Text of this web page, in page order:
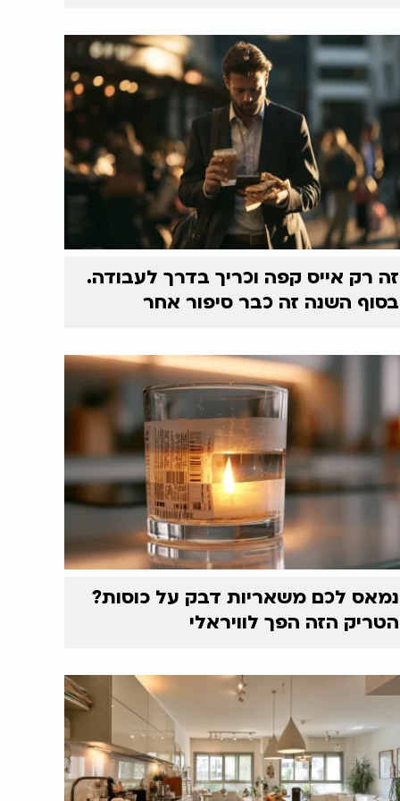
זה רק אייס קפה וכריך בדרך לעבודה.
בסוף השנה זה כבר סיפור אחר
נמאס לכם משאריות דבק על כוסות?
הטריק הזה הפך לוויראלי